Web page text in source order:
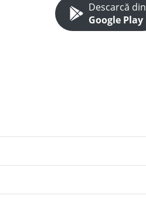
Descarcă din
Google Play